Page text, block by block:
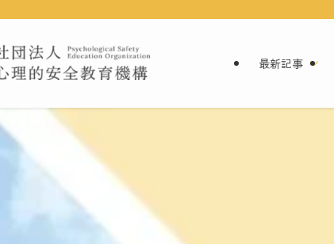
最新記事